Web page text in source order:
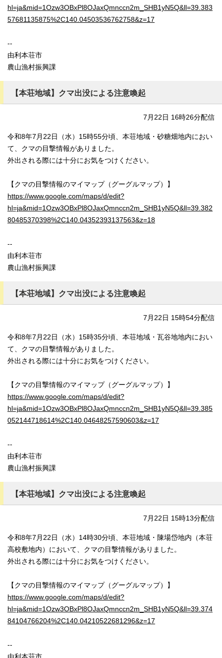
hl=ja&mid=1Ozw3OBxPl8OJaxQmnccn2m_SHB1yN5Q&ll=39.383
57681135875%2C140.04503536762758&z=17
--
由利本荘市
農山漁村振興課
【本荘地域】クマ出没による注意喚起
7月22日 16時26分配信
令和8年7月22日（水）15時55分頃、本荘地域・砂糖畑地内におい
て、クマの目撃情報がありました。
外出される際には十分にお気をつけください。
【クマの目撃情報のマイマップ（グーグルマップ）】
https://www.google.com/maps/d/edit?
hl=ja&mid=1Ozw3OBxPl8OJaxQmnccn2m_SHB1yN5Q&ll=39.382
80485370398%2C140.04352393137563&z=18
--
由利本荘市
農山漁村振興課
【本荘地域】クマ出没による注意喚起
7月22日 15時54分配信
令和8年7月22日（水）15時35分頃、本荘地域・瓦谷地地内におい
て、クマの目撃情報がありました。
外出される際には十分にお気をつけください。
【クマの目撃情報のマイマップ（グーグルマップ）】
https://www.google.com/maps/d/edit?
hl=ja&mid=1Ozw3OBxPl8OJaxQmnccn2m_SHB1yN5Q&ll=39.385
052144718614%2C140.04648257590603&z=17
--
由利本荘市
農山漁村振興課
【本荘地域】クマ出没による注意喚起
7月22日 15時13分配信
令和8年7月22日（水）14時30分頃、本荘地域・陳場岱地内（本荘
高校敷地内）において、クマの目撃情報がありました。
外出される際には十分にお気をつけください。
【クマの目撃情報のマイマップ（グーグルマップ）】
https://www.google.com/maps/d/edit?
hl=ja&mid=1Ozw3OBxPl8OJaxQmnccn2m_SHB1yN5Q&ll=39.374
84104766204%2C140.04210522681296&z=17
--